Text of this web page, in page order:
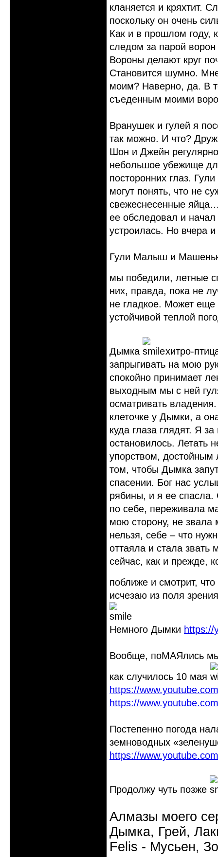
кланяется и кряхтит.
поскольку он очень
Как и в прошлом году,
следом за парой
Вороны делают круг
Становится шумно.
моим? Наверно, да. В
съеденным моими
Вранушек и гулей я
так можно. И что?
Шон и Джейн
небольшое убежище
посторонних глаз.
могут понять, что не
свежеснесенные
ее обследовал и начал
устроилась. Но вчера
Гули Малыш и
мы победили, летные
них, правда, пока не
не гладкое. Может еще
устойчивой теплой
Дымка
хитро-
запрыгивать на мою
спокойно принимает
выходным мы с ней
осматривать
клеточке у Дымки, а
куда глаза глядят. Я
остановилось. Летать
упорством,
том, чтобы Дымка
спасении. Бог нас
рябины, и я ее
по себе, переживала
мою сторону, не звала
нельзя, себе – что
оттаяла и стала звать
сейчас, как и прежде,
поближе и смотрит,
исчезаю из поля
Немного Дымки https://
Вообще, поМАЯлись мы
как случилось 10 мая
https://
https://
Постепенно погода
земноводных
https://
Продолжу чуть позже
Алмазы моего
Дымка, Грей,
Felis - Мусьен,